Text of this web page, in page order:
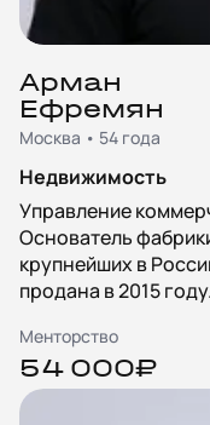
Арман
Ефремян
Москва • 54 года
Недвижимость
Управление
Основатель
крупнейших в
продана в 2015 году.
Менторство
54 000₽